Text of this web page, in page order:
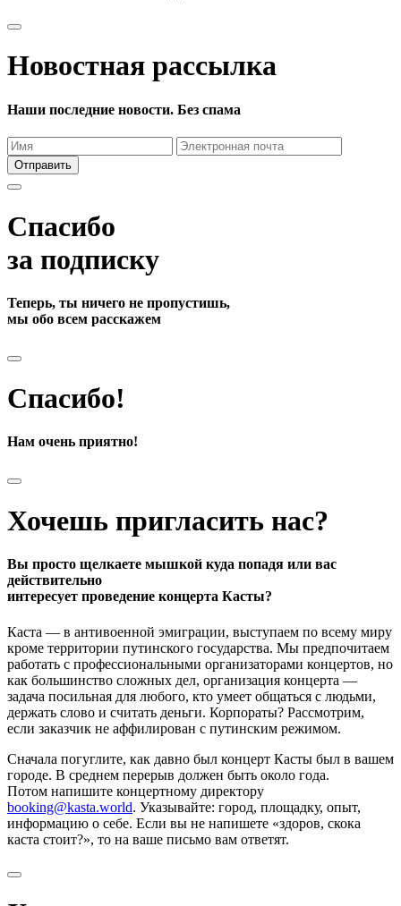
Новостная рассылка
Наши последние новости. Без спама
Отправить
Спасибо
за подписку
Теперь, ты ничего не пропустишь,
мы обо всем расскажем
Спасибо!
Нам очень приятно!
Хочешь пригласить нас?
Вы просто щелкаете мышкой куда попадя или вас
действительно
интересует проведение концерта Касты?
Каста — в антивоенной эмиграции, выступаем по всему миру
кроме территории путинского государства. Мы предпочитаем
работать с профессиональными организаторами концертов, но
как большинство сложных дел, организация концерта —
задача посильная для любого, кто умеет общаться с людьми,
держать слово и считать деньги. Корпораты? Рассмотрим,
если заказчик не аффилирован с путинским режимом.
Сначала погуглите, как давно был концерт Касты был в вашем
городе. В среднем перерыв должен быть около года.
Потом напишите концертному директору
booking@kasta.world. Указывайте: город, площадку, опыт,
информацию о себе. Если вы не напишете «здоров, скока
каста стоит?», то на ваше письмо вам ответят.